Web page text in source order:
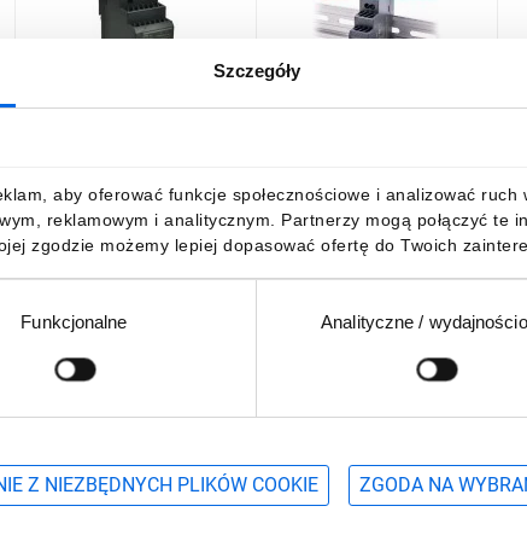
Szczegóły
aby oferować funkcje społecznościowe i analizować
reklamowym i analitycznym. Partnerzy mogą połączyć
zgodzie możemy lepiej dopasować ofertę do Twoich
Funkcjonalne Analityczne /
Z NIEZBĘDNYCH PLIKÓW COOKIE ZGODA NA
75,58 zł brutto
2MKJXS
61,33 złbrutto
DO KOSZYKA
promocjach i wyprzedażach